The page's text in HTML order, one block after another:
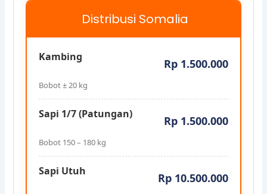
Distribusi Somalia
Kambing
Bobot ± 20 kg
Rp 1.500.000
Sapi 1/7 (Patungan)
Bobot 150 – 180 kg
Rp 1.500.000
Sapi Utuh Rp 10.500.000